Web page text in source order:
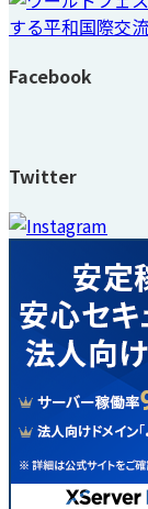
Facebook
Twitter